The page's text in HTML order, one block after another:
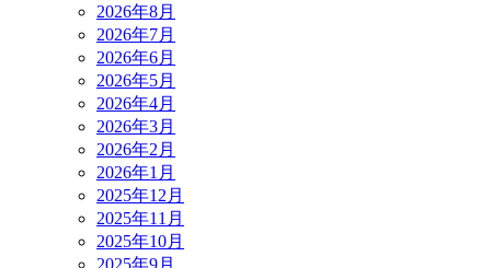
2026年8月
2026年7月
2026年6月
2026年5月
2026年4月
2026年3月
2026年2月
2026年1月
2025年12月
2025年11月
2025年10月
2025年9月